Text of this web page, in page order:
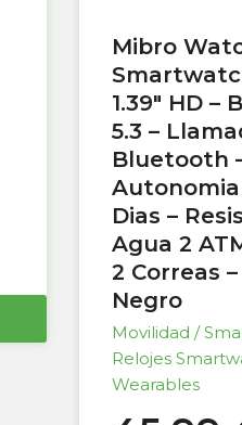
Mibro
1.39″ HD –
5.3 –
Bluetooth
Autonomia
Dias –
Agua 2
2 Correas
Negro
Movilidad /
Relojes
Wearables